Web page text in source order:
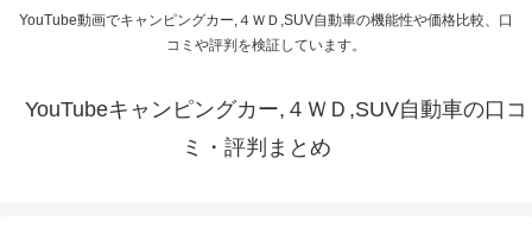
YouTube動画でキャンピングカー,４ＷＤ,SUV自動車の機能性や価格比較、口
コミや評判を検証しています。
YouTubeキャンピングカー,４ＷＤ,SUV自動車の口コ
ミ・評判まとめ